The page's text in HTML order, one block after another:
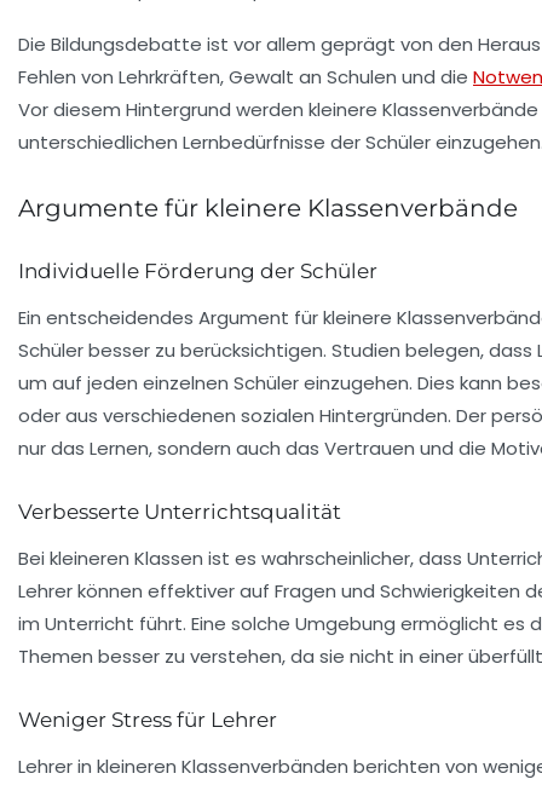
Die Bildungsdebatte ist vor allem geprägt von den
Fehlen von Lehrkräften, Gewalt an Schulen und die
Vor diesem Hintergrund werden kleinere
unterschiedlichen Lernbedürfnisse der Schüler
Argumente für kleinere Klassenverbände
Individuelle Förderung der Schüler
Ein entscheidendes Argument für kleinere
Schüler besser zu berücksichtigen. Studien belegen,
um auf jeden einzelnen Schüler einzugehen. Dies kann
oder aus verschiedenen sozialen Hintergründen. Der
nur das Lernen, sondern auch das Vertrauen und die
Verbesserte Unterrichtsqualität
Bei kleineren Klassen ist es wahrscheinlicher, dass
Lehrer können effektiver auf Fragen und Schwierigkeiten
im Unterricht führt. Eine solche Umgebung ermöglicht es
Themen besser zu verstehen, da sie nicht in einer
Weniger Stress für Lehrer
Lehrer in kleineren Klassenverbänden berichten von